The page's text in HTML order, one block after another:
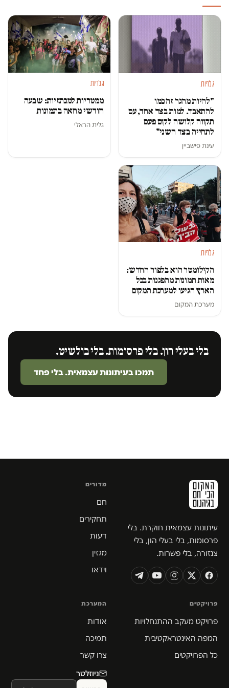
גלריות
"להיות מהגר זה כמו
להתאבד. למות בצד אחד, עם
תקווה קלושה לקום פעם
לתחייה בצד השני"
עינת פישביין
גלריות
ממטריות למכתזיות: שבעה
חודשי מחאה בתמונות
גלית הראלי
גלריות
הקילומטר הוא בלפור החדש:
מאות תמונות מהפגנות בכל
הארץ הגיעו למערכת המקום
מערכת המקום
בלי בעלי הון. בלי פרסומות. בלי בולשיט.
תמכו בעיתונות עצמאית. בלי פחד
עיתונות עצמאית חוקרת. בלי
פרסומות, בלי בעלי הון, בלי
צנזורה, בלי פשרות.
מדורים
חם
תחקירים
דעות
מגזין
וידאו
פרויקטים
פרויקט מעקב ההתנחלויות
המפה האינטראקטיבית
כל הפרויקטים
המערכת
אודות
תמיכה
צרו קשר
ניוזלטר